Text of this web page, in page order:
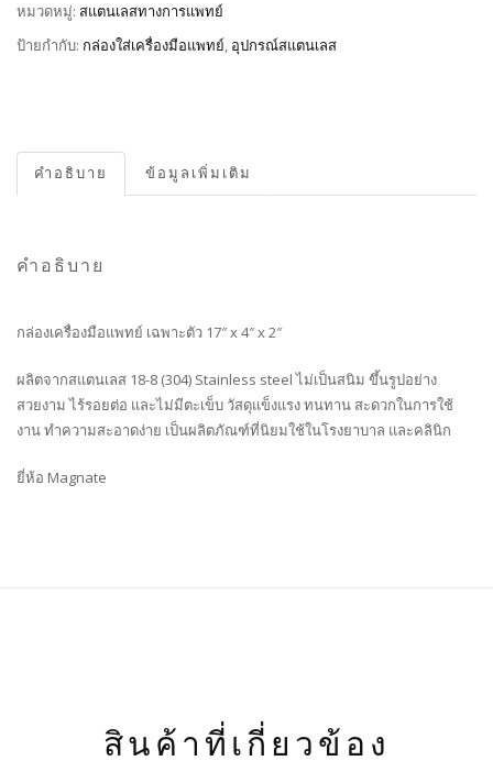
หมวดหมู่: สแตนเลสทางการแพทย์
ป้ายกำกับ: กล่องใส่เครื่องมือแพทย์, อุปกรณ์สแตนเลส
คำอธิบาย ข้อมูลเพิ่มเติม
คำอธิบาย
กล่องเครื่องมือแพทย์ เฉพาะตัว 17″ x 4″ x 2″
ผลิตจากสแตนเลส 18-8 (304) Stainless steel ไม่เป็นสนิม ขึ้นรูปอย่าง
สวยงาม ไร้รอยต่อ และไม่มีตะเข็บ วัสดุแข็งแรง ทนทาน สะดวกในการใช้
งาน ทำความสะอาดง่าย เป็นผลิตภัณฑ์ที่นิยมใช้ในโรงยาบาล และคลินิก
ยี่ห้อ Magnate
สินค้าที่เกี่ยวข้อง